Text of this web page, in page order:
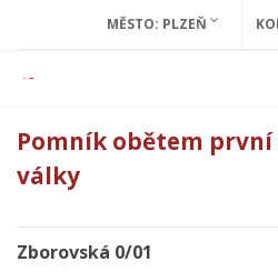
MĚSTO: PLZEŇ
Pomník obětem
války
Zborovská 0/01